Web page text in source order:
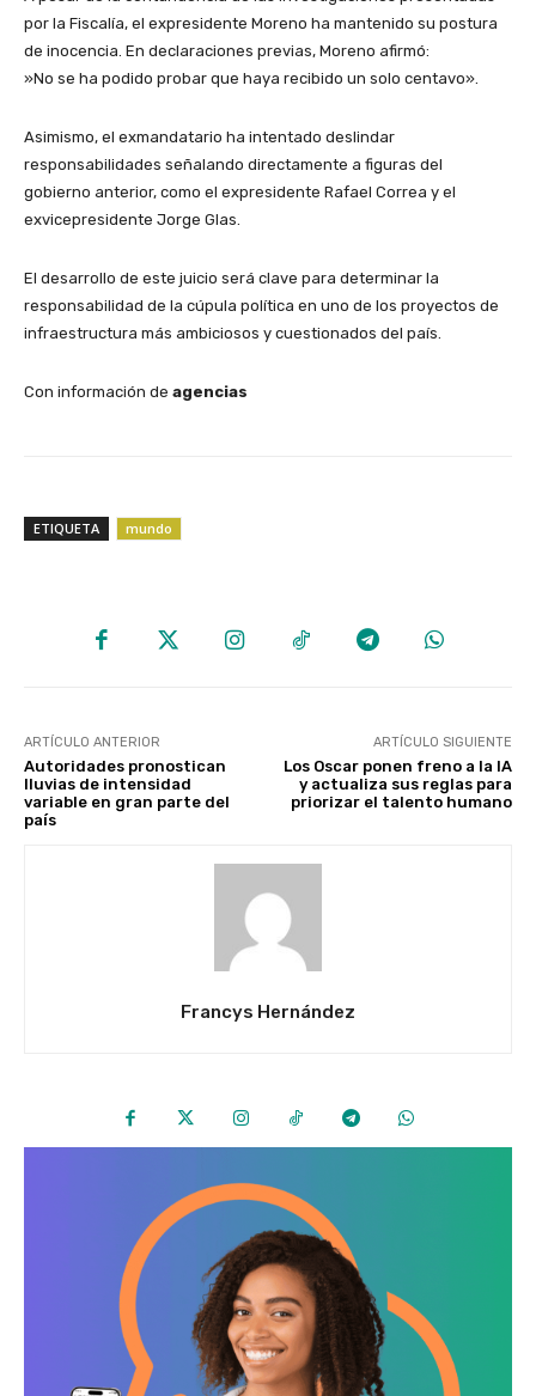
por la Fiscalía, el expresidente Moreno ha mantenido su postura
de inocencia. En declaraciones previas, Moreno afirmó:
​»No se ha podido probar que haya recibido un solo centavo».
​Asimismo, el exmandatario ha intentado deslindar
responsabilidades señalando directamente a figuras del
gobierno anterior, como el expresidente Rafael Correa y el
exvicepresidente Jorge Glas.
​El desarrollo de este juicio será clave para determinar la
responsabilidad de la cúpula política en uno de los proyectos de
infraestructura más ambiciosos y cuestionados del país.
Con información de agencias
ETIQUETA mundo
ARTÍCULO ANTERIOR
Autoridades pronostican
lluvias de intensidad
variable en gran parte del
país
ARTÍCULO SIGUIENTE
Los Oscar ponen freno a la IA
y actualiza sus reglas para
priorizar el talento humano
Francys Hernández